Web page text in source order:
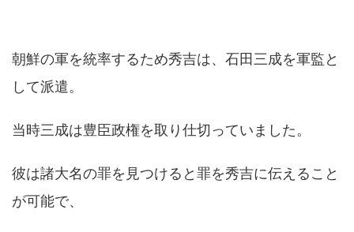
朝鮮の軍を統率するため秀吉は、石田三成を軍監と
して派遣。
当時三成は豊臣政権を取り仕切っていました。
彼は諸大名の罪を見つけると罪を秀吉に伝えること
が可能で、